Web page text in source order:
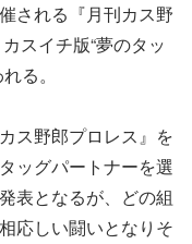
される『月刊カス野
スイチ版“夢のタッ
る。
ス野郎プロレス』を
ッグパートナーを選
表となるが、どの組
応しい闘いとなりそ